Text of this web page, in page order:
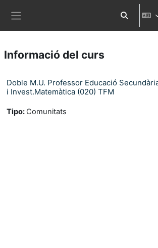
Commuta
Informació del curs
Doble M.U. Professor Educació
i Invest.Matemàtica (020) TFM
Tipo: Comunitats